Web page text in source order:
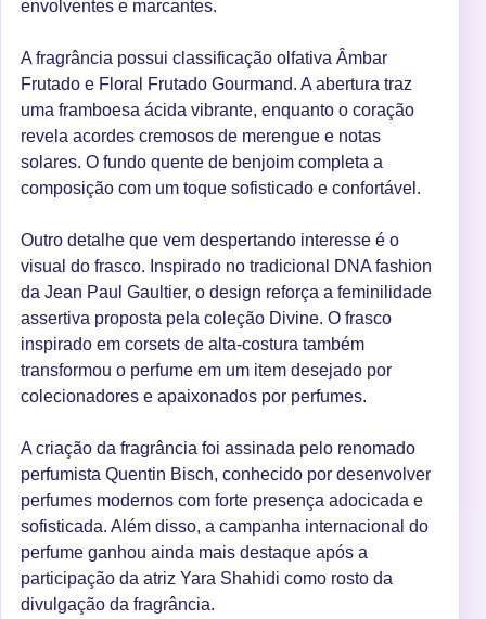
envolventes e marcantes.
A fragrância possui classificação olfativa Âmbar
Frutado e Floral Frutado Gourmand. A abertura traz
uma framboesa ácida vibrante, enquanto o coração
revela acordes cremosos de merengue e notas
solares. O fundo quente de benjoim completa a
composição com um toque sofisticado e confortável.
Outro detalhe que vem despertando interesse é o
visual do frasco. Inspirado no tradicional DNA fashion
da Jean Paul Gaultier, o design reforça a feminilidade
assertiva proposta pela coleção Divine. O frasco
inspirado em corsets de alta-costura também
transformou o perfume em um item desejado por
colecionadores e apaixonados por perfumes.
A criação da fragrância foi assinada pelo renomado
perfumista Quentin Bisch, conhecido por desenvolver
perfumes modernos com forte presença adocicada e
sofisticada. Além disso, a campanha internacional do
perfume ganhou ainda mais destaque após a
participação da atriz Yara Shahidi como rosto da
divulgação da fragrância.